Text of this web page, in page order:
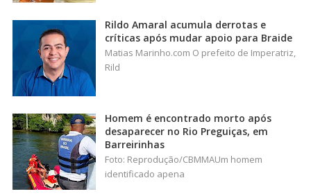
Rildo Amaral acumula derrotas e
críticas após mudar apoio para Braide
Matias Marinho.com O prefeito de Imperatriz,
Rild
Homem é encontrado morto após
desaparecer no Rio Preguiças, em
Barreirinhas
Foto: Reprodução/CBMMAUm homem
identificado apena